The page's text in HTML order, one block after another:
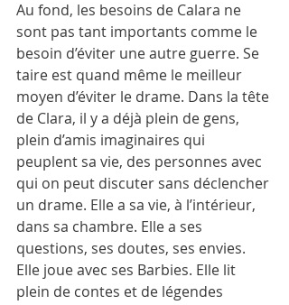
Au fond, les besoins de Calara ne
sont pas tant importants comme le
besoin d’éviter une autre guerre. Se
taire est quand même le meilleur
moyen d’éviter le drame. Dans la tête
de Clara, il y a déjà plein de gens,
plein d’amis imaginaires qui
peuplent sa vie, des personnes avec
qui on peut discuter sans déclencher
un drame. Elle a sa vie, à l’intérieur,
dans sa chambre. Elle a ses
questions, ses doutes, ses envies.
Elle joue avec ses Barbies. Elle lit
plein de contes et de légendes